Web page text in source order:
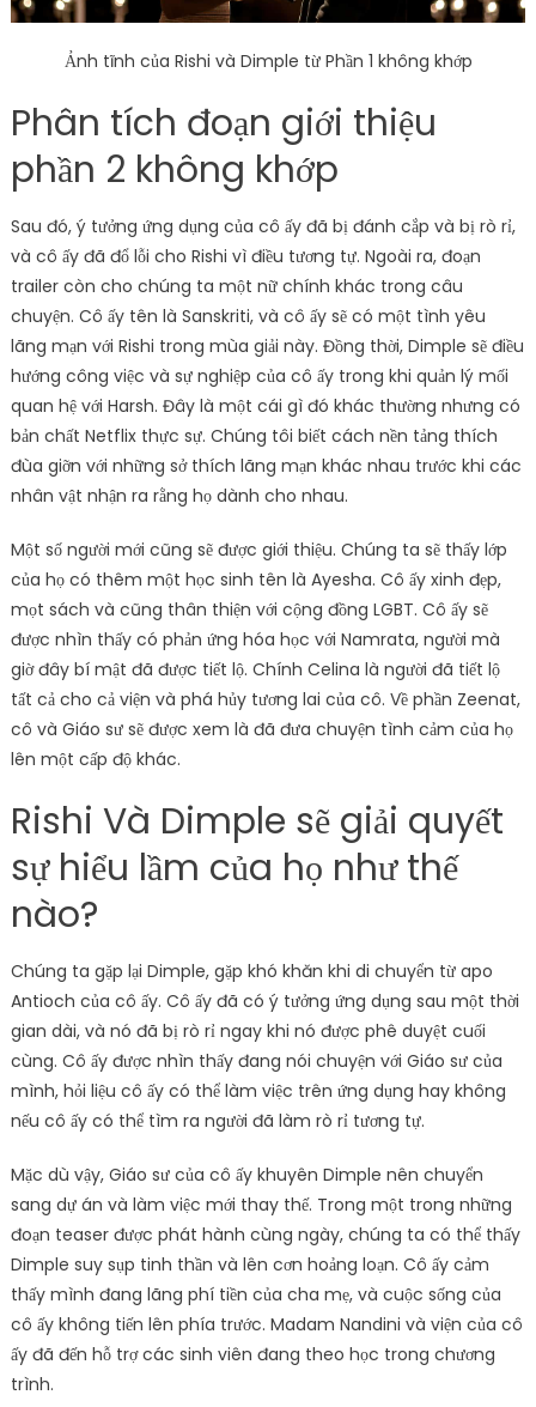
Ảnh tĩnh của Rishi và Dimple từ Phần 1 không khớp
Phân tích đoạn giới thiệu
phần 2 không khớp
Sau đó, ý tưởng ứng dụng của cô ấy đã bị đánh cắp và bị rò rỉ,
và cô ấy đã đổ lỗi cho Rishi vì điều tương tự. Ngoài ra, đoạn
trailer còn cho chúng ta một nữ chính khác trong câu
chuyện. Cô ấy tên là Sanskriti, và cô ấy sẽ có một tình yêu
lãng mạn với Rishi trong mùa giải này. Đồng thời, Dimple sẽ điều
hướng công việc và sự nghiệp của cô ấy trong khi quản lý mối
quan hệ với Harsh. Đây là một cái gì đó khác thường nhưng có
bản chất Netflix thực sự. Chúng tôi biết cách nền tảng thích
đùa giỡn với những sở thích lãng mạn khác nhau trước khi các
nhân vật nhận ra rằng họ dành cho nhau.
Một số người mới cũng sẽ được giới thiệu. Chúng ta sẽ thấy lớp
của họ có thêm một học sinh tên là Ayesha. Cô ấy xinh đẹp,
mọt sách và cũng thân thiện với cộng đồng LGBT. Cô ấy sẽ
được nhìn thấy có phản ứng hóa học với Namrata, người mà
giờ đây bí mật đã được tiết lộ. Chính Celina là người đã tiết lộ
tất cả cho cả viện và phá hủy tương lai của cô. Về phần Zeenat,
cô và Giáo sư sẽ được xem là đã đưa chuyện tình cảm của họ
lên một cấp độ khác.
Rishi Và Dimple sẽ giải quyết
sự hiểu lầm của họ như thế
nào?
Chúng ta gặp lại Dimple, gặp khó khăn khi di chuyển từ apo
Antioch của cô ấy. Cô ấy đã có ý tưởng ứng dụng sau một thời
gian dài, và nó đã bị rò rỉ ngay khi nó được phê duyệt cuối
cùng. Cô ấy được nhìn thấy đang nói chuyện với Giáo sư của
mình, hỏi liệu cô ấy có thể làm việc trên ứng dụng hay không
nếu cô ấy có thể tìm ra người đã làm rò rỉ tương tự.
Mặc dù vậy, Giáo sư của cô ấy khuyên Dimple nên chuyển
sang dự án và làm việc mới thay thế. Trong một trong những
đoạn teaser được phát hành cùng ngày, chúng ta có thể thấy
Dimple suy sụp tinh thần và lên cơn hoảng loạn. Cô ấy cảm
thấy mình đang lãng phí tiền của cha mẹ, và cuộc sống của
cô ấy không tiến lên phía trước. Madam Nandini và viện của cô
ấy đã đến hỗ trợ các sinh viên đang theo học trong chương
trình.